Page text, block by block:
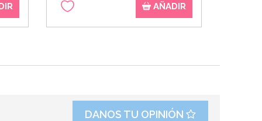
AÑADIR
DANOS TU OPINIÓN